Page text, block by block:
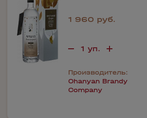
1 960 руб.
Производитель:
Ohanyan Brandy
Company